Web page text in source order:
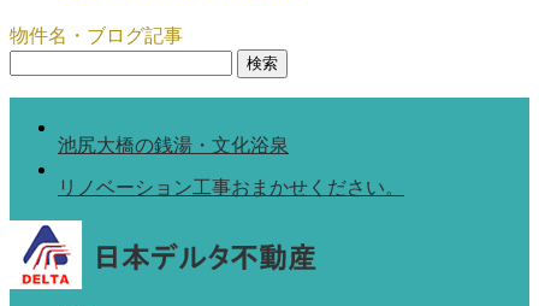
物件名・ブログ記事
池尻大橋の銭湯・文化浴泉
リノベーション工事おまかせください。